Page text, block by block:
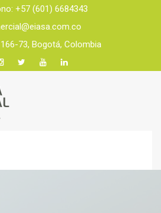
+57 (601) 6684343
73, Bogotá, Colombia